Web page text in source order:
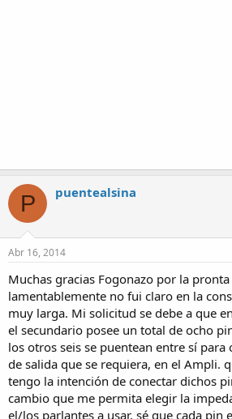
P puentealsina
Abr 16, 2014
Muchas gracias Fogonazo por la
lamentablemente no fui claro en la
muy larga. Mi solicitud se debe a que
el secundario posee un total de ocho
los otros seis se puentean entre sí
de salida que se requiera, en el Ampli.
tengo la intención de conectar dichos
cambio que me permita elegir la
el/los parlantes a usar, sé que cada pin